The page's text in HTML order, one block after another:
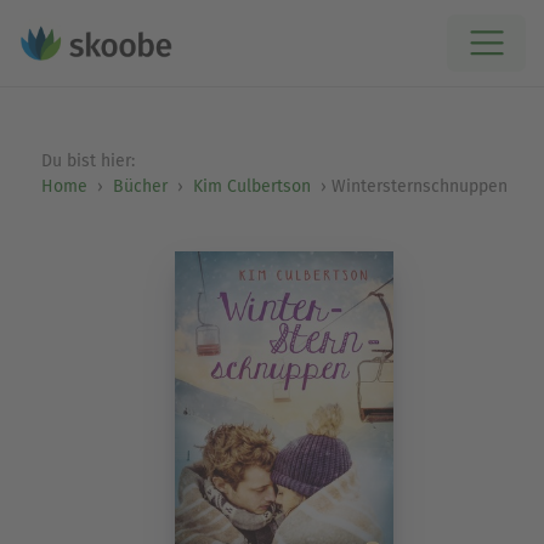
Du bist hier:
Home
Bücher Kim Culbertson Wintersternschnuppen